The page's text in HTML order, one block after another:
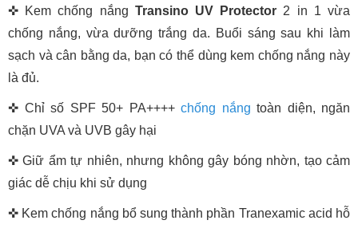
✜ Kem chống nắng Transino UV Protector 2 in 1 vừa
chống nắng, vừa dưỡng trắng da. Buổi sáng sau khi làm
sạch và cân bằng da, bạn có thể dùng kem chống nắng này
là đủ.
✜ Chỉ số SPF 50+ PA++++ chống nắng toàn diện, ngăn
chặn UVA và UVB gây hại
✜ Giữ ẩm tự nhiên, nhưng không gây bóng nhờn, tạo cảm
giác dễ chịu khi sử dụng
✜ Kem chống nắng bổ sung thành phần Tranexamic acid hỗ